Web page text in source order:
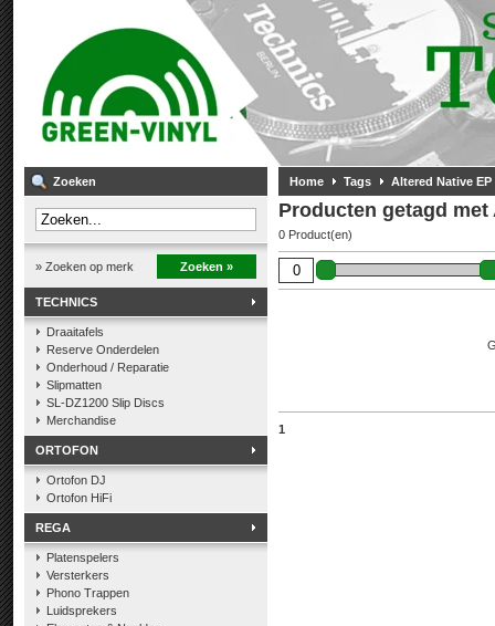
Zoeken
» Zoeken op merk Zoeken »
TECHNICS
Draaitafels
Reserve Onderdelen
Onderhoud / Reparatie
Slipmatten
SL-DZ1200 Slip Discs
Merchandise
ORTOFON
Ortofon DJ
Ortofon HiFi
REGA
Platenspelers
Versterkers
Phono Trappen
Luidsprekers
Home Tags Altered Native EP
Producten getagd met
0 Product(en)
1